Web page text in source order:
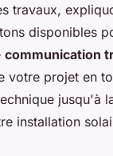
travaux,
disponibles
communication
votre projet en
jusqu'à
installation